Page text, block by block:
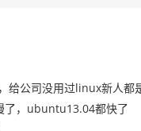
给公司没用过linux新人都
了，ubuntu13.04都快了